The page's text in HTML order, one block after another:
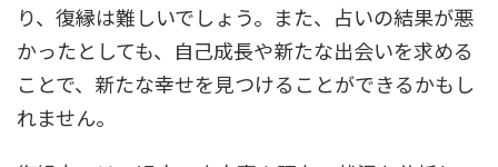
り、復縁は難しいでしょう。また、占いの結果が悪
かったとしても、自己成長や新たな出会いを求める
ことで、新たな幸せを見つけることができるかもし
れません。